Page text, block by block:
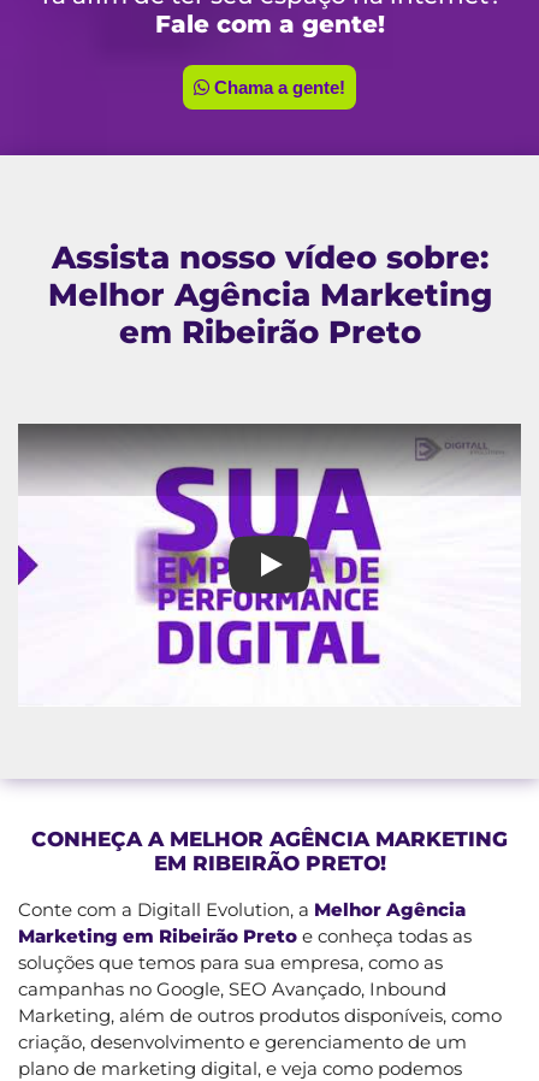
Fale com a gente!
Chama a gente!
Assista nosso vídeo sobre:
Melhor Agência Marketing
em Ribeirão Preto
Melhor Agência Marketing em
CONHEÇA A MELHOR AGÊNCIA MARKETING
EM RIBEIRÃO PRETO!
Conte com a Digitall Evolution, a Melhor Agência
Marketing em Ribeirão Preto e conheça todas as
soluções que temos para sua empresa, como as
campanhas no Google, SEO Avançado, Inbound
Marketing, além de outros produtos disponíveis, como
criação, desenvolvimento e gerenciamento de um
plano de marketing digital, e veja como podemos